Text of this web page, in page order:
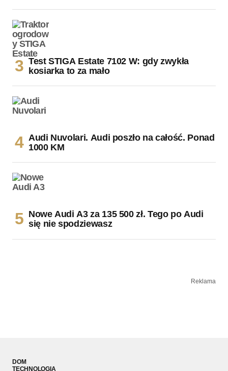
Test STIGA Estate 7102 W: gdy zwykła
kosiarka to za mało
Audi Nuvolari. Audi poszło na całość. Ponad
1000 KM
Nowe Audi A3 za 135 500 zł. Tego po Audi
się nie spodziewasz
Reklama
DOM
TECHNOLOGIA